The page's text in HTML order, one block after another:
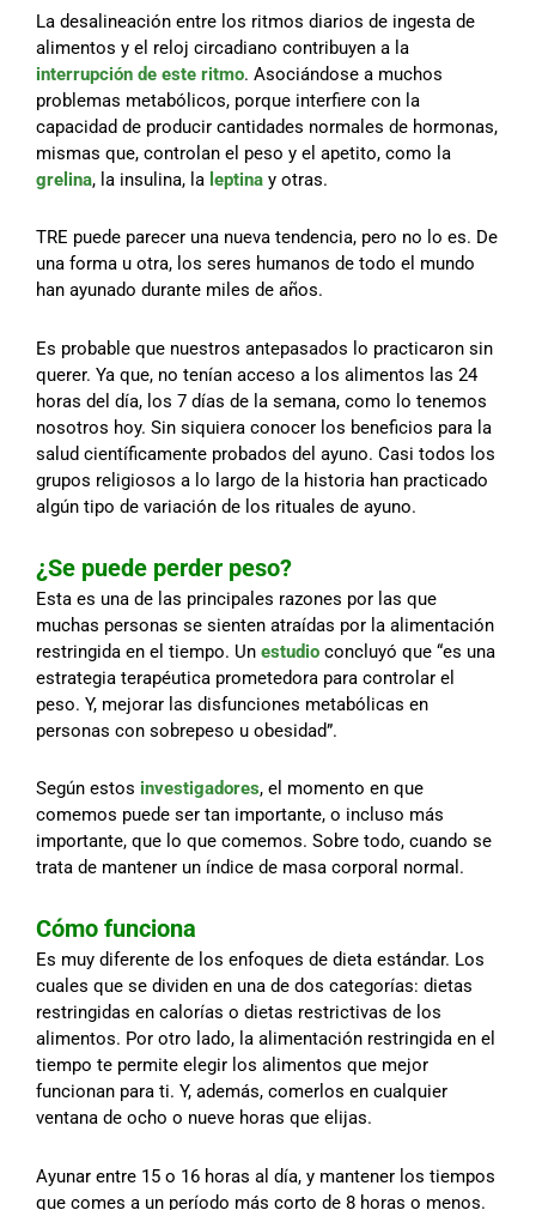
La desalineación entre los ritmos diarios de ingesta de
alimentos y el reloj circadiano contribuyen a la
interrupción de este ritmo. Asociándose a muchos
problemas metabólicos, porque interfiere con la
capacidad de producir cantidades normales de hormonas,
mismas que, controlan el peso y el apetito, como la
grelina, la insulina, la leptina y otras.
TRE puede parecer una nueva tendencia, pero no lo es. De
una forma u otra, los seres humanos de todo el mundo
han ayunado durante miles de años.
Es probable que nuestros antepasados ​​​​lo practicaron sin
querer. Ya que, no tenían acceso a los alimentos las 24
horas del día, los 7 días de la semana, como lo tenemos
nosotros hoy. Sin siquiera conocer los beneficios para la
salud científicamente probados del ayuno. Casi todos los
grupos religiosos a lo largo de la historia han practicado
algún tipo de variación de los rituales de ayuno.
¿Se puede perder peso?
Esta es una de las principales razones por las que
muchas personas se sienten atraídas por la alimentación
restringida en el tiempo. Un estudio concluyó que “es una
estrategia terapéutica prometedora para controlar el
peso. Y, mejorar las disfunciones metabólicas en
personas con sobrepeso u obesidad”.
Según estos investigadores, el momento en que
comemos puede ser tan importante, o incluso más
importante, que lo que comemos. Sobre todo, cuando se
trata de mantener un índice de masa corporal normal.
Cómo funciona
Es muy diferente de los enfoques de dieta estándar. Los
cuales que se dividen en una de dos categorías: dietas
restringidas en calorías o dietas restrictivas de los
alimentos. Por otro lado, la alimentación restringida en el
tiempo te permite elegir los alimentos que mejor
funcionan para ti. Y, además, comerlos en cualquier
ventana de ocho o nueve horas que elijas.
Ayunar entre 15 o 16 horas al día, y mantener los tiempos
que comes a un período más corto de 8 horas o menos.